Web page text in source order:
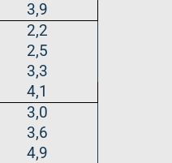
3,9
2,2
2,5
3,3
4,1
3,0
3,6
4,9